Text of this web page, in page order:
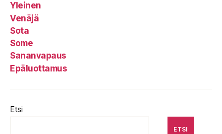
Yleinen
Venäjä
Sota
Some
Sananvapaus
Epäluottamus
Etsi
ETSI